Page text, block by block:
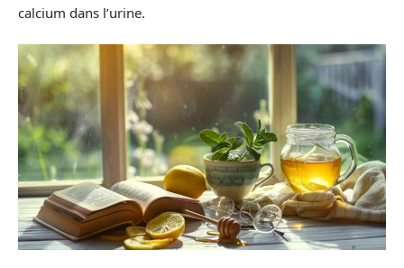
calcium dans l’urine.